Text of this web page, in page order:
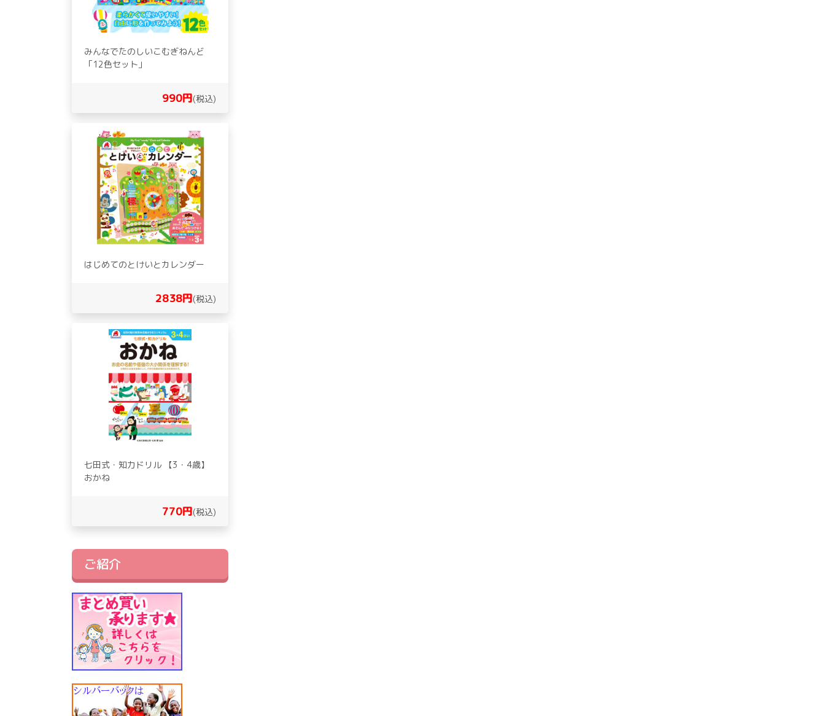
みんなでたのしいこむぎねんど
「12色セット」
990円(税込)
はじめてのとけいとカレンダー
2838円(税込)
七田式・知力ドリル 【3・4歳】
おかね
770円(税込)
ご紹介